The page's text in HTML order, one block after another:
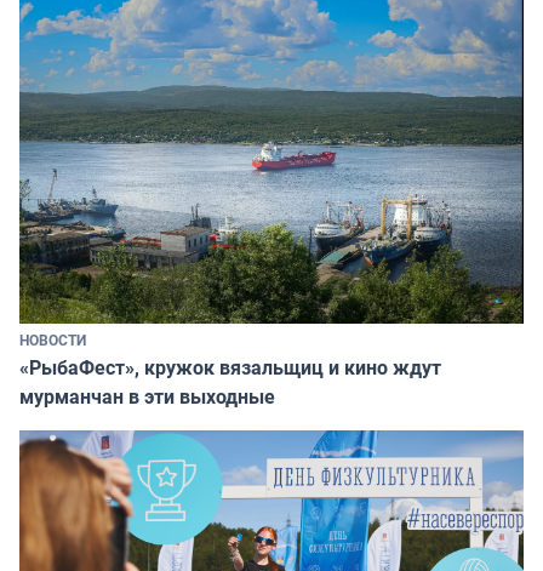
НОВОСТИ
«РыбаФест», кружок вязальщиц и кино ждут
мурманчан в эти выходные